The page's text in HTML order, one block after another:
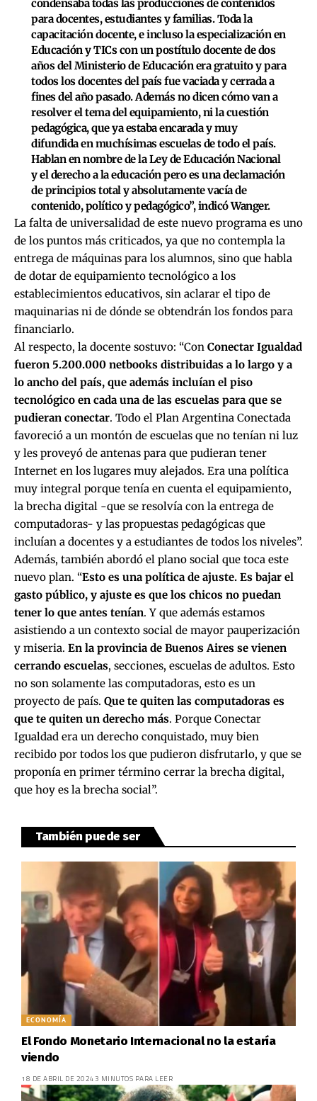
condensaba todas las producciones de contenidos
para docentes, estudiantes y familias.Toda la
capacitación docente, e incluso la especialización en
Educación y TICs con un postítulo docente de dos
años del Ministerio de Educación era gratuito y para
todos los docentes del paísfue vaciada y cerrada a
fines del año pasado. Además no dicen cómo van a
resolver el tema del equipamiento, ni la cuestión
pedagógica, que ya estaba encarada y muy
difundida en muchísimas escuelas de todo el país.
Hablan en nombre de la Ley de Educación Nacional
y el derecho a la educación peroes una declamación
de principios total y absolutamente vacía de
contenido, político y pedagógico”, indicó Wanger.
La falta de universalidad de este nuevo programa es uno
de los puntos más criticados, ya que no contempla la
entrega de máquinas para los alumnos, sino que habla
de dotar de equipamiento tecnológico a los
establecimientos educativos, sin aclarar el tipo de
maquinarias ni de dónde se obtendrán los fondos para
financiarlo.
Al respecto, la docente sostuvo: “Con Conectar Igualdad
fueron 5.200.000 netbooks distribuidas a lo largo y a
lo ancho del país, que además incluían el piso
tecnológico en cada una de las escuelas para que se
pudieran conectar. Todo el Plan Argentina Conectada
favoreció a un montón de escuelas que no tenían ni luz
y les proveyó de antenas para que pudieran tener
Internet en los lugares muy alejados. Era una política
muy integral porque tenía en cuenta el equipamiento,
la brecha digital -que se resolvía con la entrega de
computadoras- y las propuestas pedagógicas que
incluían a docentes y a estudiantes de todos los niveles”.
Además, también abordó el plano social que toca este
nuevo plan. “Esto es una política de ajuste. Es bajar el
gasto público, y ajuste es que los chicos no puedan
tener lo que antes tenían. Y que además estamos
asistiendo a un contexto social de mayor pauperización
y miseria. En la provincia de Buenos Aires se vienen
cerrando escuelas, secciones, escuelas de adultos. Esto
no son solamente las computadoras, esto es un
proyecto de país. Que te quiten las computadoras es
que te quiten un derecho más. Porque Conectar
Igualdad era un derecho conquistado, muy bien
recibido por todos los que pudieron disfrutarlo, y que se
proponía en primer término cerrar la brecha digital,
que hoy es la brecha social”.
También puede ser
ECONOMÍA
El Fondo Monetario Internacional no la estaría
viendo
18 DE ABRIL DE 2024 3 MINUTOS PARA LEER